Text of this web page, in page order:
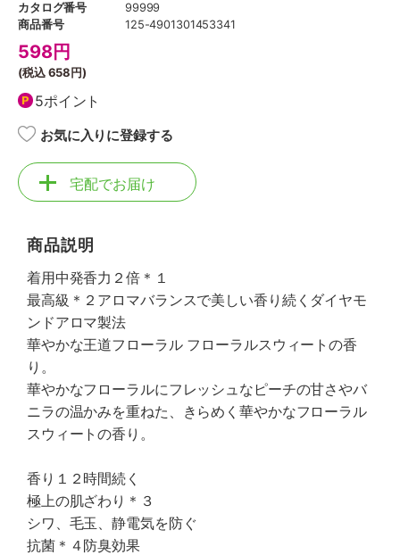
カタログ番号
99999
商品番号
125-4901301453341
598円
(税込658円)
5ポイント
お気に入りに登録する
宅配でお届け
商品説明
着用中発香力２倍＊１
最高級＊２アロマバランスで美しい香り続くダイヤモ
ンドアロマ製法
華やかな王道フローラル フローラルスウィートの香
り。
華やかなフローラルにフレッシュなピーチの甘さやバ
ニラの温かみを重ねた、きらめく華やかなフローラル
スウィートの香り。
香り１２時間続く
極上の肌ざわり＊３
シワ、毛玉、静電気を防ぐ
抗菌＊４防臭効果